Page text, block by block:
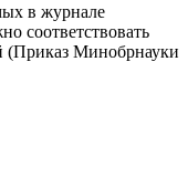
в журнале
соответствовать
(Приказ Минобрнауки